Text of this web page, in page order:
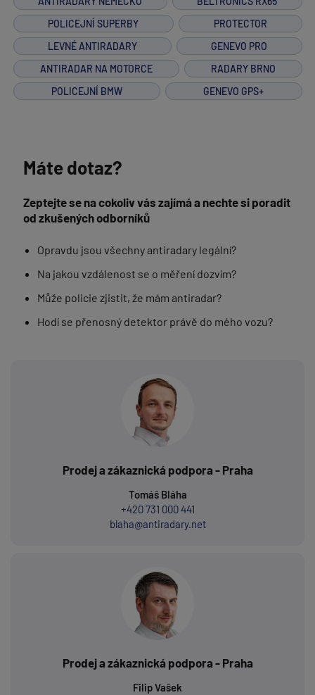
POLICEJNÍ SUPERBY
PROTECTOR
LEVNÉ ANTIRADARY
GENEVO PRO
ANTIRADAR NA MOTORCE
RADARY BRNO
POLICEJNÍ BMW
GENEVO GPS+
Máte dotaz?
Zeptejte se na cokoliv vás zajímá a nechte si poradit
od zkušených odborníků
Opravdu jsou všechny antiradary legální?
Na jakou vzdálenost se o měření dozvím?
Může policie zjistit, že mám antiradar?
Hodí se přenosný detektor právě do mého vozu?
Prodej a zákaznická podpora - Praha
Tomáš Bláha
+420 731 000 441
blaha@antiradary.net
Prodej a zákaznická podpora - Praha
Filip Vašek